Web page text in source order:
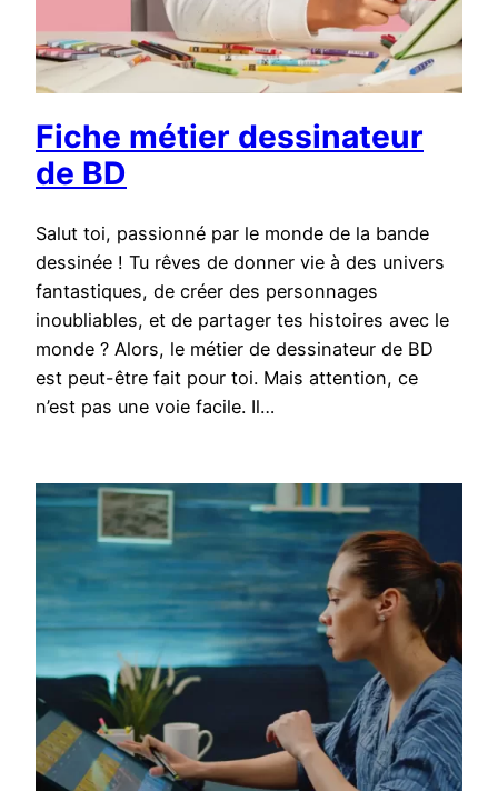
Fiche métier dessinateur
de BD
Salut toi, passionné par le monde de la bande
dessinée ! Tu rêves de donner vie à des univers
fantastiques, de créer des personnages
inoubliables, et de partager tes histoires avec le
monde ? Alors, le métier de dessinateur de BD
est peut-être fait pour toi. Mais attention, ce
n’est pas une voie facile. Il…